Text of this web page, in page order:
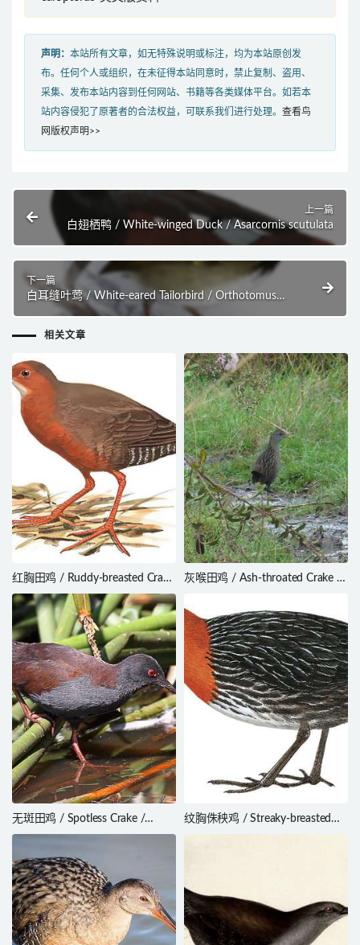
声明： 本站所有文章，如无特殊说明或标注，均为本站原创发
布。任何个人或组织，在未征得本站同意时，禁止复制、盗用、
采集、发布本站内容到任何网站、书籍等各类媒体平台。如若本
站内容侵犯了原著者的合法权益，可联系我们进行处理。 查看鸟
网版权声明>>
上一篇
白翅栖鸭 / White-winged Duck / Asarcornis scutulata
下一篇
白耳缝叶莺 / White-eared Tailorbird / Orthotomus
cinereiceps
相关文章
红胸田鸡 / Ruddy-breasted Crake
/ Zapornia fusca
灰喉田鸡 / Ash-throated Crake /
无斑田鸡 / Spotless Crake /
Zapornia tabuensis
纹胸侏秧鸡 / Streaky-breasted
Flufftail / Sarothrura boehmi